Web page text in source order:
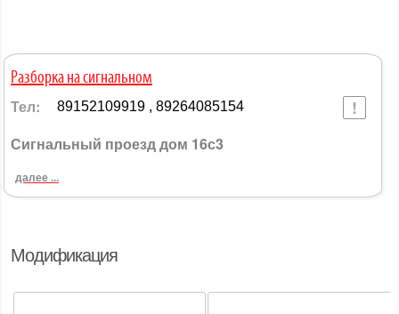
Модификация
Разборка на сигнальном
Тел: 89152109919 , 89264085154
Сигнальный проезд дом 16с3
далее ...